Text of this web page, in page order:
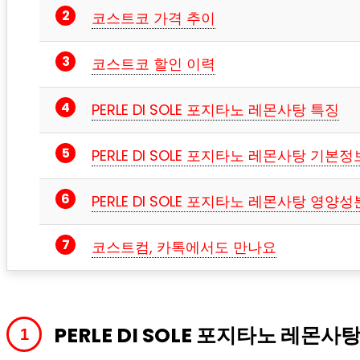
코스트코 가격 추이
코스트코 할인 이력
PERLE DI SOLE 포지타노 레몬사탕 특징
PERLE DI SOLE 포지타노 레몬사탕 기본정
PERLE DI SOLE 포지타노 레몬사탕 영양성
코스트컴, 카톡에서도 만나요
PERLE DI SOLE 포지타노 레몬사탕